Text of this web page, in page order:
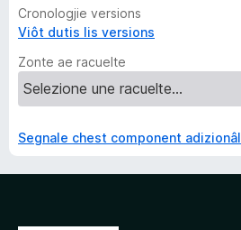
Cronologjie versions
Viôt dutis lis versions
Zonte ae racuelte
Segnale chest component adizionâl